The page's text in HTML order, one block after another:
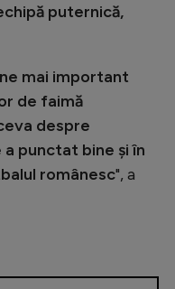
puternică,
mai important
de faimă
despre
punctat bine și în
românesc", a